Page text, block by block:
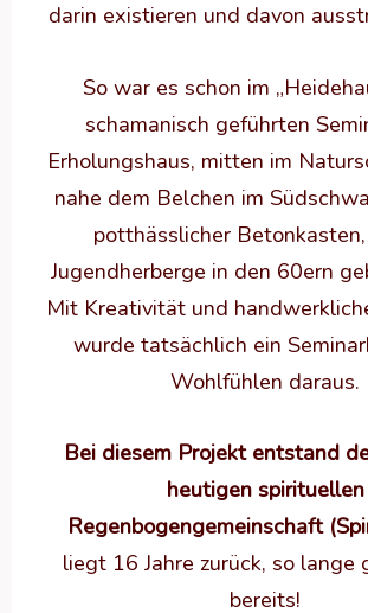
darin existieren und davon
So war es schon im
schamanisch geführten
Erholungshaus, mitten im
nahe dem Belchen im
potthässlicher
Jugendherberge in den 60ern
Mit Kreativität und
wurde tatsächlich ein
Wohlfühlen daraus.
Bei diesem Projekt entstand
heutigen spirituellen
Regenbogengemeinschaft
liegt 16 Jahre zurück, so lange
bereits!